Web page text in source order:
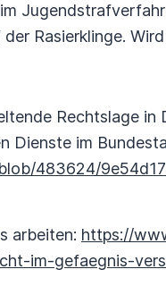
Rasierklinge.
Rechtslage in
Dienste im
483624/
arbeiten: https://
im-gefaegnis-